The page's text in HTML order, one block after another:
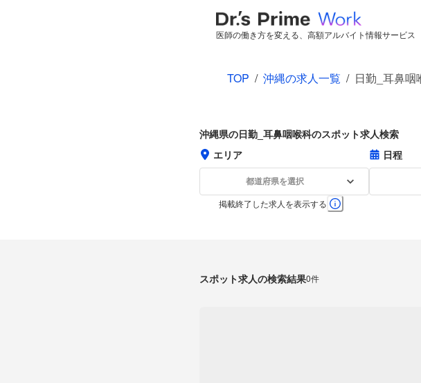
医師の働き方を変える、高額アルバイト情報サービス
TOP / 沖縄の求人一覧 / 日勤_耳鼻咽
沖縄県の日勤_耳鼻咽喉科のスポット求人検索
エリア
都道府県を選択
日程
掲載終了した求人を表示する
スポット求人の検索結果0件